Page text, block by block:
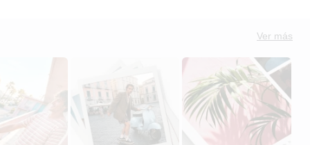
Ver más